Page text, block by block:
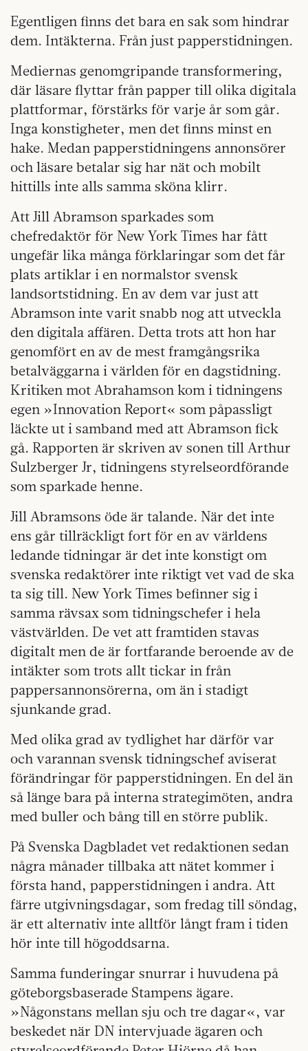
Egentligen finns det bara en sak som hindrar
dem. Intäkterna. Från just papperstidningen.
Mediernas genomgripande transformering,
där läsare flyttar från papper till olika digitala
plattformar, förstärks för varje år som går.
Inga konstigheter, men det finns minst en
hake. Medan papperstidningens annonsörer
och läsare betalar sig har nät och mobilt
hittills inte alls samma sköna klirr.
Att Jill Abramson sparkades som
chefredaktör för New York Times har fått
ungefär lika många förklaringar som det får
plats artiklar i en normalstor svensk
landsortstidning. En av dem var just att
Abramson inte varit snabb nog att utveckla
den digitala affären. Detta trots att hon har
genomfört en av de mest framgångsrika
betalväggarna i världen för en dagstidning.
Kritiken mot Abrahamson kom i tidningens
egen »Innovation Report« som påpassligt
läckte ut i samband med att Abramson fick
gå. Rapporten är skriven av sonen till Arthur
Sulzberger Jr, tidningens styrelseordförande
som sparkade henne.
Jill Abramsons öde är talande. När det inte
ens går tillräckligt fort för en av världens
ledande tidningar är det inte konstigt om
svenska redaktörer inte riktigt vet vad de ska
ta sig till. New York Times befinner sig i
samma rävsax som tidningschefer i hela
västvärlden. De vet att framtiden stavas
digitalt men de är fortfarande beroende av de
intäkter som trots allt tickar in från
pappersannonsörerna, om än i stadigt
sjunkande grad.
Med olika grad av tydlighet har därför var
och varannan svensk tidningschef aviserat
förändringar för papperstidningen. En del än
så länge bara på interna strategimöten, andra
med buller och bång till en större publik.
På Svenska Dagbladet vet redaktionen sedan
några månader tillbaka att nätet kommer i
första hand, papperstidningen i andra. Att
färre utgivningsdagar, som fredag till söndag,
är ett alternativ inte alltför långt fram i tiden
hör inte till högoddsarna.
Samma funderingar snurrar i huvudena på
göteborgsbaserade Stampens ägare.
»Någonstans mellan sju och tre dagar«, var
beskedet när DN intervjuade ägaren och